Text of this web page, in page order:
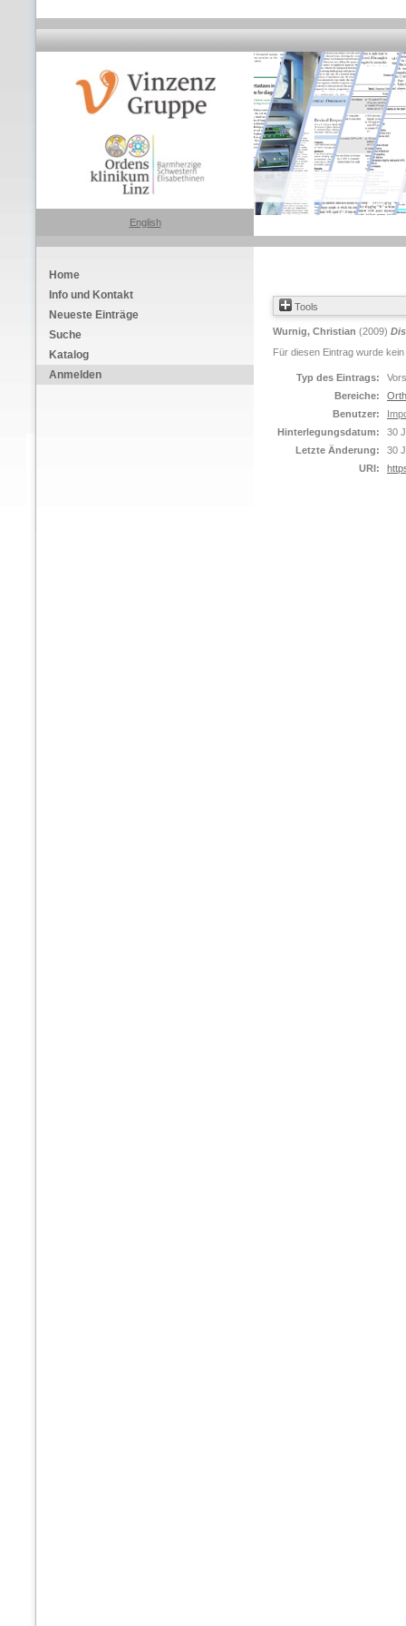
English
Home
Info und Kontakt
Neueste Einträge
Suche
Katalog
Anmelden
Tools
Wurnig, Christian (2009)
Für diesen Eintrag wurde
Typ des Eintrags:
Bereiche:
Benutzer:
Hinterlegungsdatum:
30
Letzte Änderung:
30
URI: